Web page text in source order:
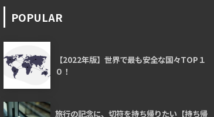
POPULAR
【2022年版】世界で最も安全な国々TOP１
０！
旅行の記念に、切符を持ち帰りたい【持ち帰